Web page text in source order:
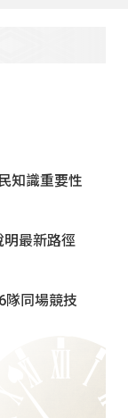
知識重要性
明最新路徑
隊同場競技